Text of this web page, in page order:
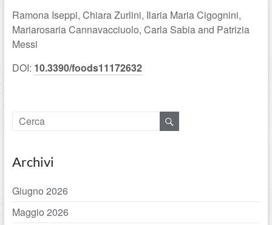
Ramona Iseppi, Chiara Zurlini, Ilaria Maria Cigognini,
Mariarosaria Cannavacciuolo, Carla Sabia and Patrizia
Messi
DOI: 10.3390/foods11172632
Archivi
Giugno 2026
Maggio 2026